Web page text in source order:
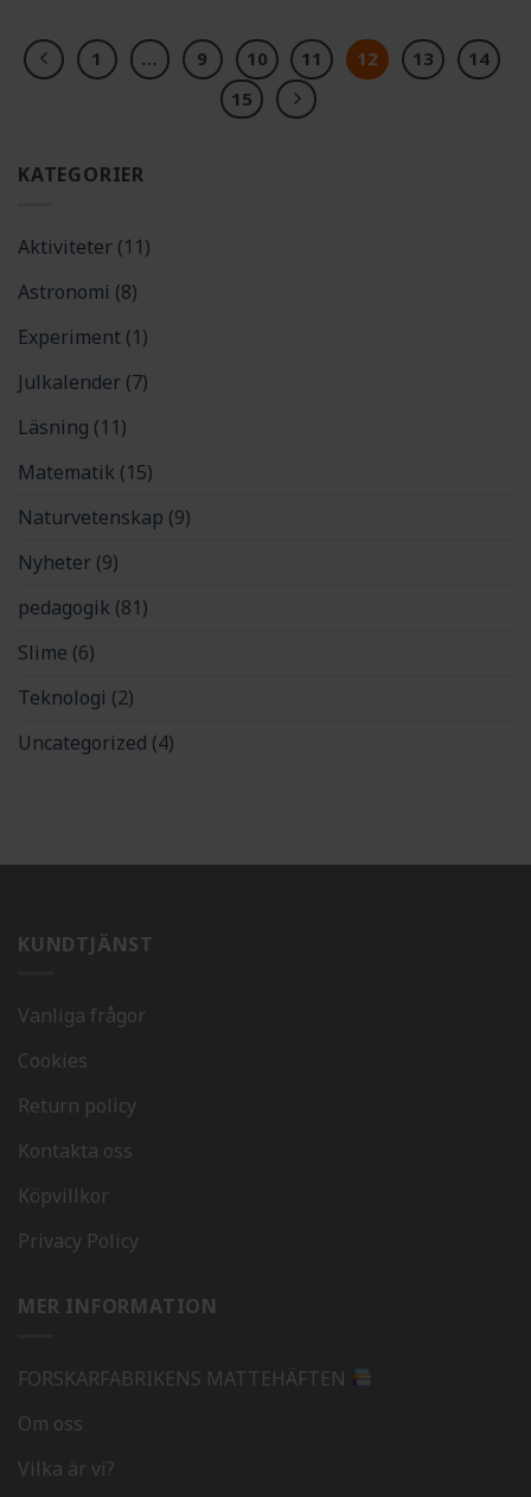
1 … 9 10 11 12 13
14
15
KATEGORIER
Aktiviteter (11)
Astronomi (8)
Experiment (1)
Julkalender (7)
Läsning (11)
Matematik (15)
Naturvetenskap (9)
Nyheter (9)
pedagogik (81)
Slime (6)
Teknologi (2)
Uncategorized (4)
KUNDTJÄNST
Vanliga frågor
Cookies
Return policy
Kontakta oss
Köpvillkor
Privacy Policy
MER INFORMATION
FORSKARFABRIKENS MATTEHÄFTEN
Om oss
Vilka är vi?